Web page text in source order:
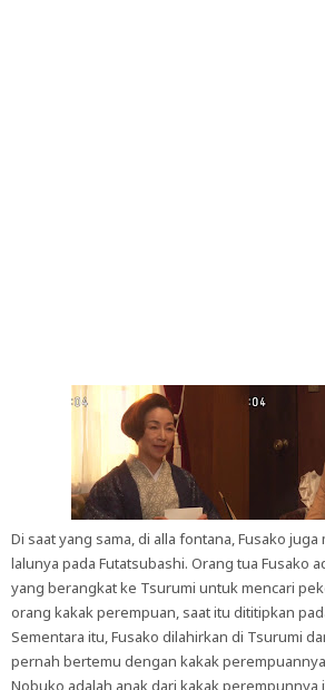
Di saat yang sama, di alla fontana, Fusako
lalunya pada Futatsubashi. Orang tua Fusako
yang berangkat ke Tsurumi untuk mencari
orang kakak perempuan, saat itu dititipkan
Sementara itu, Fusako dilahirkan di Tsurumi
pernah bertemu dengan kakak
Nobuko adalah anak dari kakak